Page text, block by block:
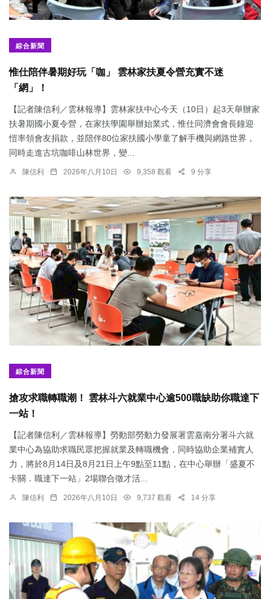
綜合新聞
惟仕陪伴暑期好玩「咖」 雲林家扶夏令營充實不迷
「網」！
【記者陳信利／雲林報導】雲林家扶中心今天（10日）起3天舉辦家
扶暑期國小夏令營，在家扶學園舉辦始業式，惟仕同濟會會長鐘迎
愷率領會友捐款，並陪伴80位家扶國小學童了解手機與網路世界，
同時走進古坑咖啡山林世界，變...
陳信利 2026年八月10日 9,358 觀看 9 分享
綜合新聞
搶攻求職轉職潮！ 雲林斗六就業中心逾500職缺助你職達下
一站！
【記者陳信利／雲林報導】勞動部勞動力發展署雲嘉南分署斗六就
業中心為協助求職民眾把握就業及轉職機會，同時協助企業補實人
力，將於8月14日及8月21日上午9點至11點，在中心舉辦「盛夏不
卡關．職達下一站」2場聯合徵才活...
陳信利 2026年八月10日 9,737 觀看 14 分享